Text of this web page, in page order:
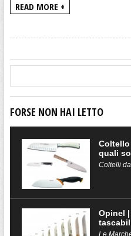
READ MORE +
FORSE NON HAI LETTO
quali
Coltelli
Opinel